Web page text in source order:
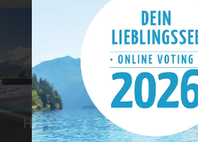
Hotels mit SPA oder
Wellness